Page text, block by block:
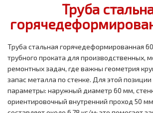
Труба
Труба стальная горячедеформированная
трубного проката для производственных,
ремонтных задач, где важны геометрия
запас металла по стенке. Для этой
параметры: наружный диаметр 60 мм,
ориентировочный внутренний проход 50